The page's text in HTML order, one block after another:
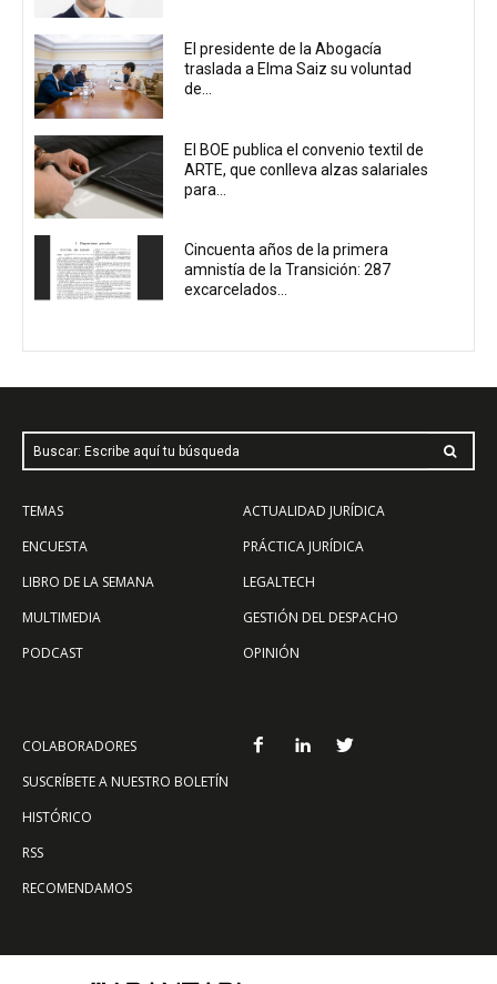
El presidente de la Abogacía
traslada a Elma Saiz su voluntad
de...
El BOE publica el convenio textil de
ARTE, que conlleva alzas salariales
para...
Cincuenta años de la primera
amnistía de la Transición: 287
excarcelados...
Buscar: Escribe aquí tu búsqueda
TEMAS
ENCUESTA
LIBRO DE LA SEMANA
MULTIMEDIA
PODCAST
ACTUALIDAD JURÍDICA
PRÁCTICA JURÍDICA
LEGALTECH
GESTIÓN DEL DESPACHO
OPINIÓN
COLABORADORES
SUSCRÍBETE A NUESTRO BOLETÍN
HISTÓRICO
RSS
RECOMENDAMOS